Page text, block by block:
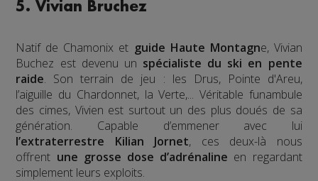
5. Vivian Bruchez
Natif de Chamonix et guide Haute Montagne, Vivian
Buchez est devenu un spécialiste du ski en pente
raide. Son terrain de jeu : les Drus, Pointe d'Areu,
l’aiguille du Chardonnet, la Verte,... Véritable funambule
des cimes, Vivien est surtout un des plus doués de sa
génération. Capable d’emmener avec lui
l’extraterrestre Kilian Jornet, ces deux-là nous
offrent une grosse dose d’adrénaline en regardant
simplement leurs exploits.